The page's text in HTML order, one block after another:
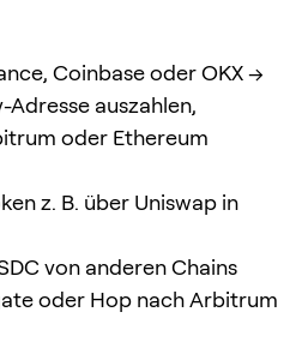
Coinbase oder OKX →
Adresse auszahlen,
oder Ethereum
z. B. über Uniswap in
von anderen Chains
oder Hop nach Arbitrum